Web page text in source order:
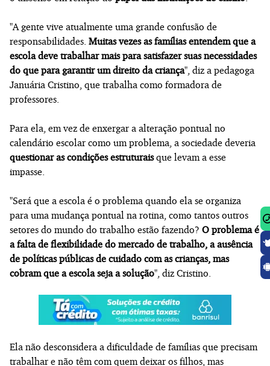
"A gente vive atualmente uma grande confusão de
responsabilidades. Muitas vezes as famílias entendem que a
escola deve trabalhar mais para satisfazer suas necessidades
do que para garantir um direito da criança", diz a pedagoga
Januária Cristino, que trabalha como formadora de
professores.
Para ela, em vez de enxergar a alteração pontual no
calendário escolar como um problema, a sociedade deveria
questionar as condições estruturaisque levam a esse
impasse.
"Será que a escola é o problema quando ela se organiza
para uma mudança pontual na rotina, como tantos outros
setores do mundo do trabalho estão fazendo? O problema é
a falta de flexibilidade do mercado de trabalho, a ausência
de políticas públicas de cuidado com as crianças, mas
cobram que a escola seja a solução", diz Cristino.
Ela não desconsidera a dificuldade de famílias que precisam
trabalhar e não têm com quem deixar os filhos, mas